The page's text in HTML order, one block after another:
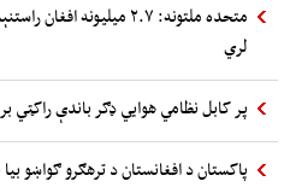
متحده ملتونه: ۲.۷
لري
پر کابل نظامي هوایي ډګر باندې راکټي
پاکستان د افغانستان د ترهګرو ګواښو